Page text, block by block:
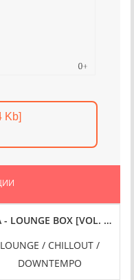
Kb]
[24-BIT HI-RES]
- LOUNGE BOX [VOL. 2]
LOUNGE / CHILLOUT /
DOWNTEMPO